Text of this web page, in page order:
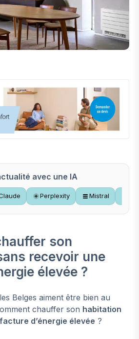
avec une IA
Perplexity Mistral
son
recevoir une
élevée ?
Belges aiment être bien au
chauffer son habitation
facture d’énergie élevée ?